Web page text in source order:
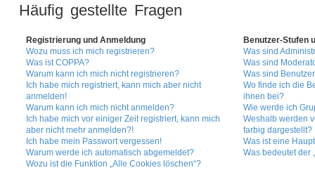
Häufig gestellte Fragen
Registrierung und Anmeldung
Wozu muss ich mich registrieren?
Was ist COPPA?
Warum kann ich mich nicht registrieren?
Ich habe mich registriert, kann mich aber nicht
anmelden!
Warum kann ich mich nicht anmelden?
Ich habe mich vor einiger Zeit registriert, kann mich
aber nicht mehr anmelden?!
Ich habe mein Passwort vergessen!
Warum werde ich automatisch abgemeldet?
Wozu ist die Funktion „Alle Cookies löschen“?
Benutzer-Stufen
Was sind
Was sind
Was sind
Wo finde ich die
ihnen bei?
Wie werde ich
Weshalb werden
farbig dargestellt?
Was ist eine
Was bedeutet der